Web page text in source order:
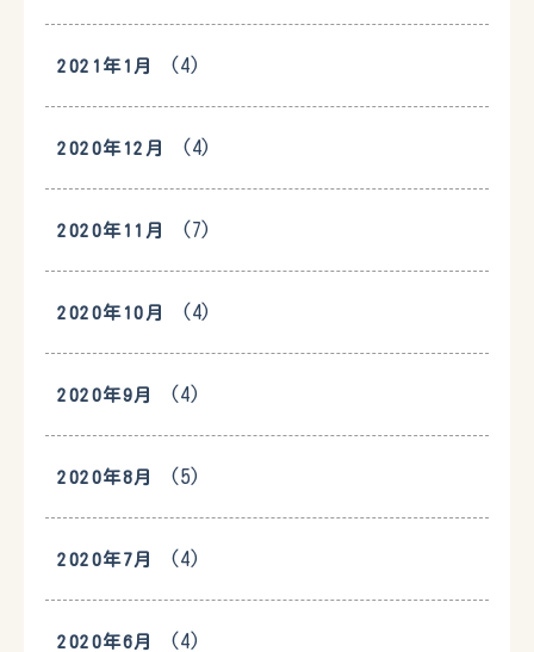
2021年1月 (4)
2020年12月 (4)
2020年11月 (7)
2020年10月 (4)
2020年9月 (4)
2020年8月 (5)
2020年7月 (4)
2020年6月 (4)